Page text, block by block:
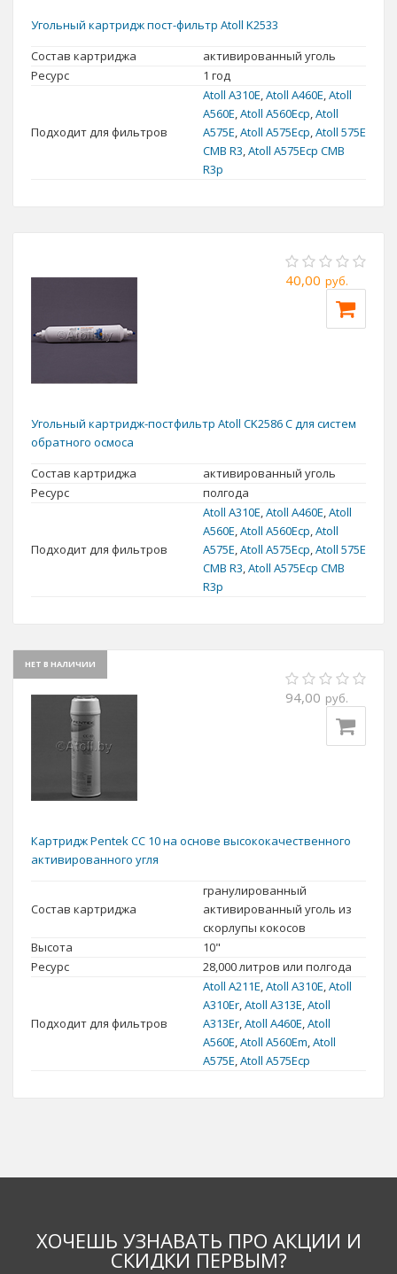
Угольный картридж пост-фильтр Atoll K2533
Состав картриджа
активированный уголь
Ресурс
1 год
Подходит для фильтров
Atoll A310E Atoll А460E Atoll
A560E Atoll A560Ecp Atoll
A575E Atoll A575Ecp Atoll 575E
CMB R3 Atoll A575Ecp CMB
R3p
40,00 руб.
Угольный картридж-постфильтр Atoll CK2586 C для систем
обратного осмоса
Состав картриджа
активированный уголь
Ресурс
полгода
Подходит для фильтров
Atoll A310E Atoll А460E Atoll
A560E Atoll A560Ecp Atoll
A575E Atoll A575Ecp Atoll 575E
CMB R3 Atoll A575Ecp CMB
R3p
НЕТ В НАЛИЧИИ
94,00 руб.
Картридж Pentek CC 10 на основе высококачественного
активированного угля
Состав картриджа
гранулированный
активированный уголь из
скорлупы кокосов
Высота
10"
Ресурс
28,000 литров или полгода
Подходит для фильтров
Atoll А211E Atoll A310E Atoll
A310Er Atoll A313E Atoll
A313Er Atoll А460E Atoll
A560E Atoll A560Еm Atoll
A575E Atoll A575Ecp
ХОЧЕШЬ УЗНАВАТЬ ПРО АКЦИИ И
СКИДКИ ПЕРВЫМ?